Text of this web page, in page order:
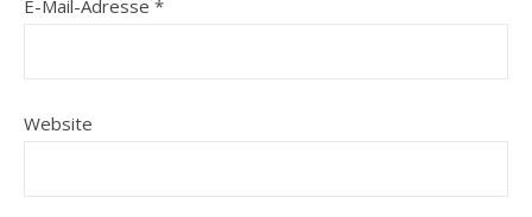
E-Mail-Adresse *
Website